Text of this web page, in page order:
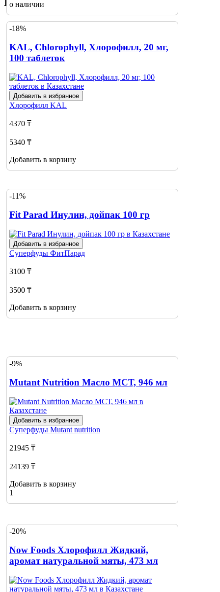
о наличии
-18%
KAL, Chlorophyll, Хлорофилл, 20 мг,
100 таблеток
Добавить в избранное
Хлорофилл KAL
4370 ₸
5340 ₸
Добавить в корзину
-11%
Fit Parad Инулин, дойпак 100 гр
Добавить в избранное
Суперфуды ФитПарад
3100 ₸
3500 ₸
Добавить в корзину
-9%
Mutant Nutrition Масло МСТ, 946 мл
Добавить в избранное
Суперфуды Mutant nutrition
21945 ₸
24139 ₸
Добавить в корзину
1
-20%
Now Foods Хлорофилл Жидкий,
аромат натуральной мяты, 473 мл